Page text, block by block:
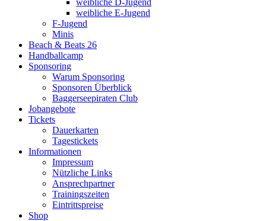
weibliche D-Jugend
weibliche E-Jugend
F-Jugend
Minis
Beach & Beats 26
Handballcamp
Sponsoring
Warum Sponsoring
Sponsoren Überblick
Baggerseepiraten Club
Jobangebote
Tickets
Dauerkarten
Tagestickets
Informationen
Impressum
Nützliche Links
Ansprechpartner
Trainingszeiten
Eintrittspreise
Shop